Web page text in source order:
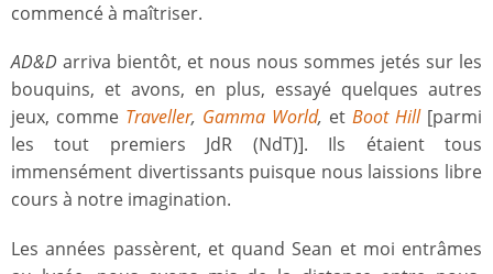
commencé à maîtriser.
AD&D arriva bientôt, et nous nous sommes jetés sur les
bouquins, et avons, en plus, essayé quelques autres
jeux, comme Traveller, Gamma World, et Boot Hill[parmi
les tout premiers JdR (NdT)]. Ils étaient tous
immensément divertissants puisque nous laissions libre
cours à notre imagination.
Les années passèrent, et quand Sean et moi entrâmes